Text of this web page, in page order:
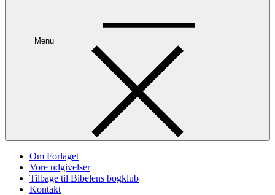
Menu
Om Forlaget
Vore udgivelser
Tilbage til Bibelens bogklub
Kontakt